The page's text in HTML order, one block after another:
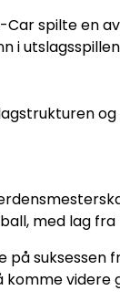
spilte en
i
og
med lag fra
suksessen
videre